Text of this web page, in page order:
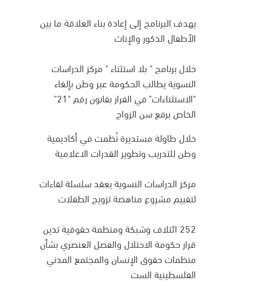
يهدف البرنامج إلى إعادة بناء العلاقة ما بين
الأطفال الذكور والإناث
خلال برنامج " بلا استثناء " مركز الدراسات
النسوية يطالب الحكومة عبر وطن بإلغاء
"الاستثناءات" في القرار بقانون رقم "21"
الخاص برفع سن الزواج
خلال طاولة مستديرة نُظمت في أكاديمية
وطن للتدريب وتطوير القدرات الاعلامية
مركز الدراسات النسوية يعقد سلسلة لقاءات
لتقييم مشروع مناهضة تزويج الطفلات
252 ائتلاف وشبكة ومنظمة حقوقية تدين
قرار حكومة الاحتلال والفصل العنصري بشأن
منظمات حقوق الإنسان والمجتمع المدني
الفلسطينية الست